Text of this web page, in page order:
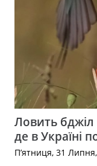
Ловить
де в Україні
П’ятниця, 31